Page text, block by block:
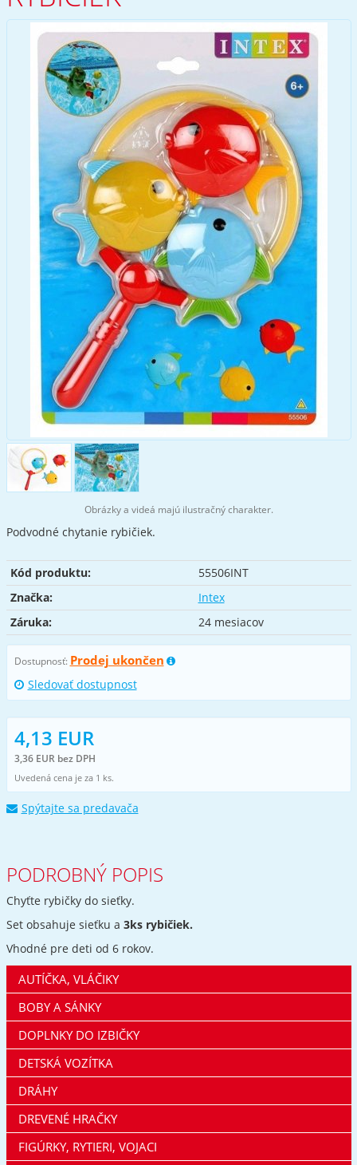
Obrázky a videá majú ilustračný charakter.
Podvodné chytanie rybičiek.
Kód produktu:
55506INT
Značka:
Intex
Záruka:
24 mesiacov
Dostupnosť: Prodej ukončen
Sledovať dostupnost
4,13 EUR
3,36 EUR bez DPH
Uvedená cena je za 1 ks.
Spýtajte sa predavača
PODROBNÝ POPIS
Chyťte rybičky do sieťky.
Set obsahuje sieťku a 3ks rybičiek.
Vhodné pre deti od 6 rokov.
AUTÍČKA, VLÁČIKY
BOBY A SÁNKY
DOPLNKY DO IZBIČKY
DETSKÁ VOZÍTKA
DRÁHY
DREVENÉ HRAČKY
FIGÚRKY, RYTIERI, VOJACI